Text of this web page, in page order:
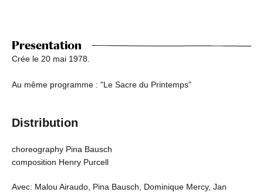
Presentation
Crée le 20 mai 1978.
Au même programme : "Le Sacre du Printemps"
Distribution
choreography Pina Bausch
composition Henry Purcell
Avec: Malou Airaudo, Pina Bausch, Dominique Mercy, Jan